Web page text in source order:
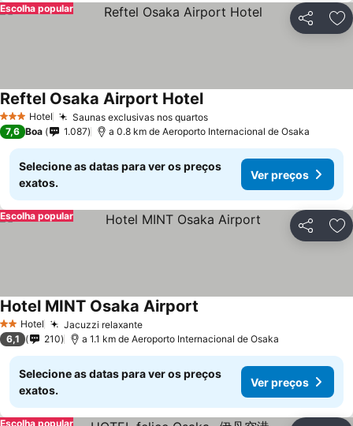
Partilhar
Escolha popular
3 EstrelasHotel Saunas exclusivas nos quartosVer preços
Reftel Osaka Airport HotelVer preços
7,6 Boa 1.087 a 0.8 km de Aeroporto Internacional de Osaka
Selecione as datas para ver os preços
exatos.
Ver preços
Partilhar
Escolha popular
2 Estrelas
Hotel Jacuzzi relaxanteVer preços
Hotel MINT Osaka Airport
6,1 210 a 1.1 km de Aeroporto Internacional de Osaka
Selecione as datas para ver os preços
exatos.
Ver preços
Escolha popular